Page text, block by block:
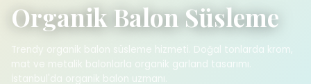
Organik Balon Süsleme
Trendy organik balon süsleme hizmeti. Doğal tonlarda krom,
mat ve metalik balonlarla organik garland tasarımı.
İstanbul'da organik balon uzmanı.